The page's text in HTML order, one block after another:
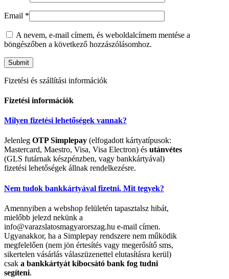
Email *
A nevem, e-mail címem, és weboldalcímem mentése a
böngészőben a következő hozzászólásomhoz.
Fizetési és szállítási információk
Fizetési információk
Milyen fizetési lehetőségek vannak?
Jelenleg OTP Simplepay (elfogadott kártyatípusok:
Mastercard, Maestro, Visa, Visa Electron) és utánvétes
(GLS futárnak készpénzben, vagy bankkártyával)
fizetési lehetőségek állnak rendelkezésre.
Nem tudok bankkártyával fizetni. Mit tegyek?
Amennyiben a webshop felületén tapasztalsz hibát,
mielőbb jelezd nekünk a
info@varazslatosmagyarorszag.hu e-mail címen.
Ugyanakkor, ha a Simplepay rendszere nem működik
megfelelően (nem jön értesítés vagy megerősítő sms,
sikertelen vásárlás válaszüzenettel elutasításra kerül)
csak a bankkártyát kibocsátó bank fog tudni
segíteni.